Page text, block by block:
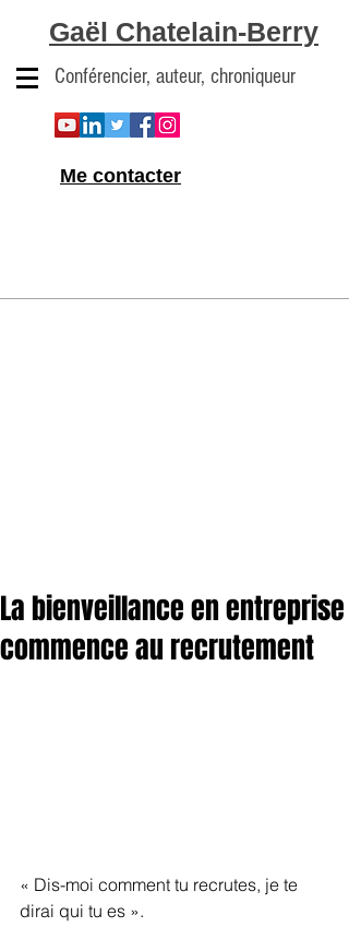
Gaël Chatelain-Berry
Conférencier, auteur, chroniqueur
Me contacter
La bienveillance en entreprise
commence au recrutement
« Dis-moi comment tu recrutes, je te
dirai qui tu es ».